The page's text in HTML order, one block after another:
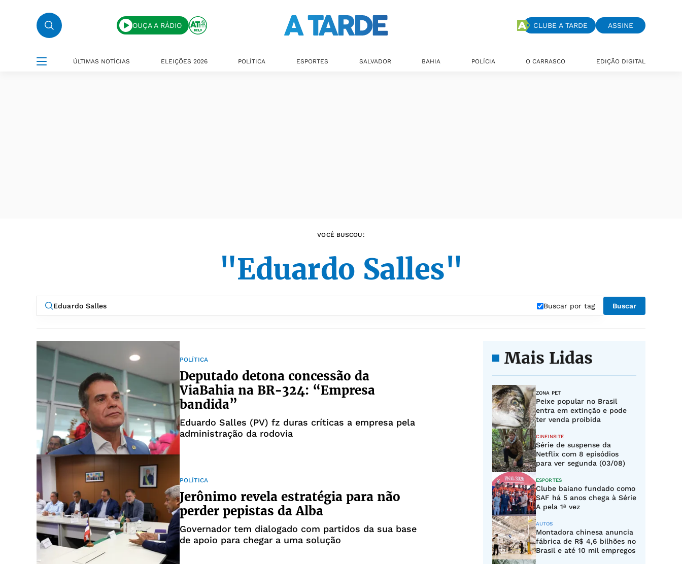
OUÇA A RÁDIO CLUBE A TARDE ASSINE
ÚLTIMAS NOTÍCIAS ELEIÇÕES 2026 POLÍTICA ESPORTES SALVADOR BAHIA POLÍCIA O CARRASCO EDIÇÃO DIGITAL
VOCÊ BUSCOU:
"Eduardo Salles"
Buscar por tag Buscar
POLÍTICA
Deputado detona concessão da
ViaBahia na BR-324: “Empresa
bandida”
Eduardo Salles (PV) fz duras críticas a empresa pela
administração da rodovia
POLÍTICA
Jerônimo revela estratégia para não
perder pepistas da Alba
Governador tem dialogado com partidos da sua base
de apoio para chegar a uma solução
Mais Lidas
ZONA PET
Peixe popular no Brasil
entra em extinção e pode
ter venda proibida
CINEINSITE
Série de suspense da
Netflix com 8 episódios
para ver segunda (03/08)
ESPORTES
Clube baiano fundado como
SAF há 5 anos chega à Série
A pela 1ª vez
AUTOS
Montadora chinesa anuncia
fábrica de R$ 4,6 bilhões no
Brasil e até 10 mil empregos